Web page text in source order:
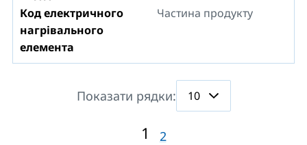
Код електричного
нагрівального
елемента
Частина продукту
Показати рядки:
1 2